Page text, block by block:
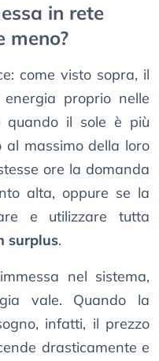
in rete
meno?
come visto sopra, il
proprio nelle
quando il sole è più
massimo della loro
ore la domanda
alta, oppure se la
e utilizzare tutta
surplus.
nel sistema,
vale. Quando la
infatti, il prezzo
drasticamente e